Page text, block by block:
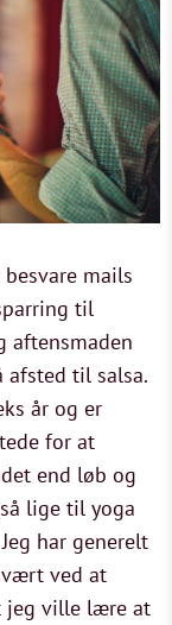
mails
til
aftensmaden
afsted til salsa.
år og er
for at
end løb og
lige til yoga
har generelt
ved at
jeg ville lære at